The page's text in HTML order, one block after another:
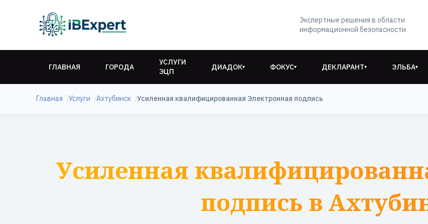
Экспертные решения в области
информационной безопасности
ГЛАВНАЯ ГОРОДА
УСЛУГИ
ЭЦП
ДИАДОК▾ ФОКУС▾ ДЕКЛАРАНТ▾ ЭЛЬБА▾
Главная Услуги Ахтубинск Усиленная квалифицированная Электронная подпись
Усиленная
подпись в